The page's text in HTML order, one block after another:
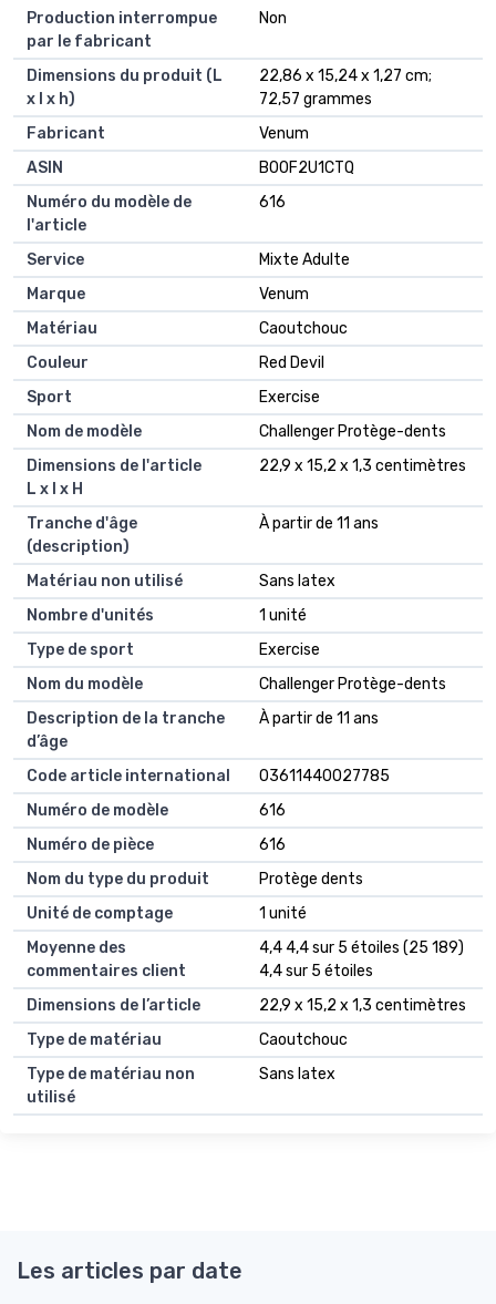
Production interrompue
par le fabricant
Non
Dimensions du produit (L
x l x h)
22,86 x 15,24 x 1,27 cm;
72,57 grammes
Fabricant
Venum
ASIN
B00F2U1CTQ
Numéro du modèle de
l'article
616
Service
Mixte Adulte
Marque
Venum
Matériau
Caoutchouc
Couleur
Red Devil
Sport
Exercise
Nom de modèle
Challenger Protège-dents
Dimensions de l'article
L x l x H
22,9 x 15,2 x 1,3 centimètres
Tranche d'âge
(description)
À partir de 11 ans
Matériau non utilisé
Sans latex
Nombre d'unités
1 unité
Type de sport
Exercise
Nom du modèle
Challenger Protège-dents
Description de la tranche
d’âge
À partir de 11 ans
Code article international
03611440027785
Numéro de modèle
616
Numéro de pièce
616
Nom du type du produit
Protège dents
Unité de comptage
1 unité
Moyenne des
commentaires client
4,4 4,4 sur 5 étoiles (25 189)
4,4 sur 5 étoiles
Dimensions de l’article
22,9 x 15,2 x 1,3 centimètres
Type de matériau
Caoutchouc
Type de matériau non
utilisé
Sans latex
Les articles par date